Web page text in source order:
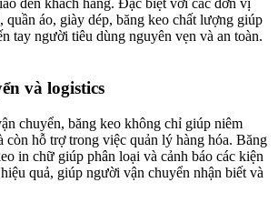
đến khách hàng. Đặc biệt với các đơn vị
quần áo, giày dép, băng keo chất lượng giúp
tay người tiêu dùng nguyên vẹn và an toàn.
và logistics​
chuyển, băng keo không chỉ giúp niêm
còn hỗ trợ trong việc quản lý hàng hóa. Băng
in chữ giúp phân loại và cảnh báo các kiện
quả, giúp người vận chuyển nhận biết và